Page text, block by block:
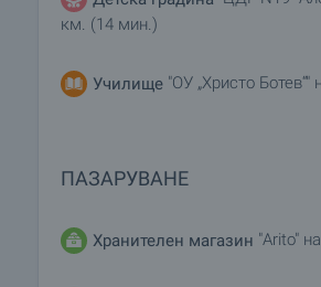
км. (14 мин.)
Училище "ОУ „Христо
ПАЗАРУВАНЕ
Хранителен магазин "Arito"